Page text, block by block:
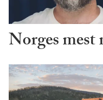
Norges mest